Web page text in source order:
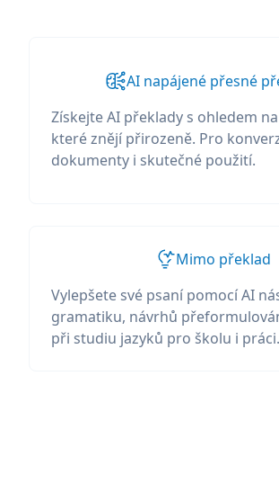
AI napájené přesné
Získejte AI překlady s ohledem
které znějí přirozeně. Pro
dokumenty i skutečné použití.
Mimo překlad
Vylepšete své psaní pomocí AI
gramatiku, návrhů
při studiu jazyků pro školu i práci.